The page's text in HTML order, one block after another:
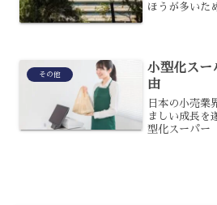
ほうが多いた
り立った政党
その他
小型化スー
由
日本の小売業
ましい成長を
型化スーパー